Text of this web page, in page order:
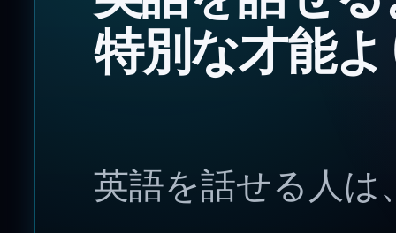
特別な才能
英語を話せる人は